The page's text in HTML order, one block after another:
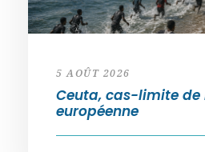
5 AOÛT 2026
Ceuta, cas-limite de
européenne